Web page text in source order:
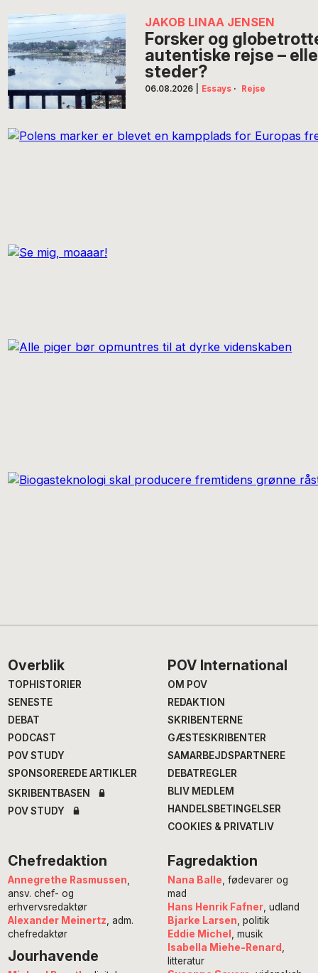
JAKOB LINAA JENSEN
Forsker og
autentiske rejse –
steder?
06.08.2026 Essays · Rejse
Footer
Overblik
TOPHISTORIER
SENESTE
DEBAT
PODCAST
POV STUDY
SPONSOREREDE ARTIKLER
SKRIBENTBASEN
POV STUDY
POV International
OM POV
REDAKTION
SKRIBENTERNE
GÆSTESKRIBENTER
SAMARBEJDSPARTNERE
DEBATREGLER
BLIV MEDLEM
HANDELSBETINGELSER
COOKIES & PRIVATLIV
Chefredaktion
Annegrethe Rasmussen
ansv. chef- og
erhvervsredaktør
Alexander Meinertz , adm.
chefredaktør
Jourhavende
Fagredaktion
Nana Balle , fødevarer og
mad
Hans Henrik Fafner, udland
Bjarke Larsen , politik
Eddie Michel
, musik
Isabella Miehe-Renard
litteratur